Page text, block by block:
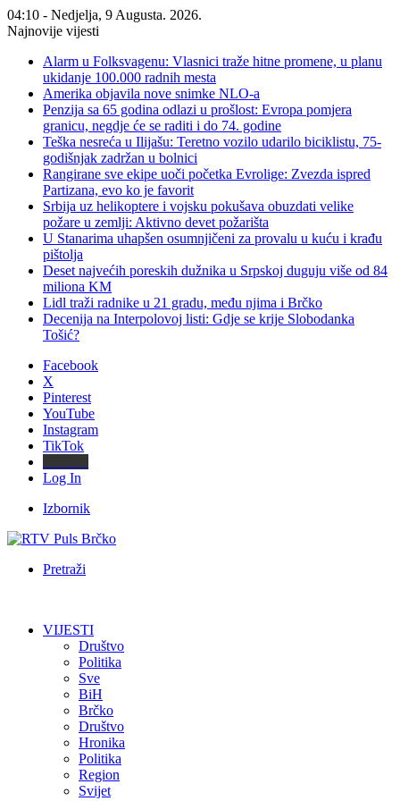
04:10 - Nedjelja, 9 Augusta. 2026.
Najnovije vijesti
Alarm u Folksvagenu: Vlasnici traže hitne promene, u planu
ukidanje 100.000 radnih mesta
Amerika objavila nove snimke NLO-a
Penzija sa 65 godina odlazi u prošlost: Evropa pomjera
granicu, negdje će se raditi i do 74. godine
Teška nesreća u Ilijašu: Teretno vozilo udarilo biciklistu, 75-
godišnjak zadržan u bolnici
Rangirane sve ekipe uoči početka Evrolige: Zvezda ispred
Partizana, evo ko je favorit
Srbija uz helikoptere i vojsku pokušava obuzdati velike
požare u zemlji: Aktivno devet požarišta
U Stanarima uhapšen osumnjičeni za provalu u kuću i krađu
pištolja
Deset najvećih poreskih dužnika u Srpskoj duguju više od 84
miliona KM
Lidl traži radnike u 21 gradu, među njima i Brčko
Decenija na Interpolovoj listi: Gdje se krije Slobodanka
Tošić?
Facebook
X
Pinterest
YouTube
Instagram
TikTok
Log In
Izbornik
Pretraži
VIJESTI
Društvo
Politika
Sve
BiH
Brčko
Društvo
Hronika
Politika
Region
Svijet